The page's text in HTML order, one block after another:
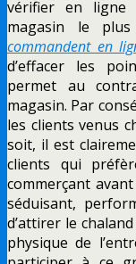
vérifier en ligne
magasin le
commandent en
d’effacer les
permet au
magasin. Par
les clients venus
soit, il est
clients qui
commerçant
séduisant,
d’attirer le
physique de